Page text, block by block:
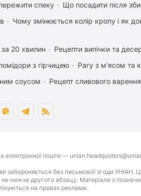
спеку
Що посадити після
Чому змінюється колір кропу і як
20 хвилин
Рецепти випічки та
з гірчицею
Рагу з м'ясом та
соусом Рецепт сливового
пошти —
без письмової згоди УНІАН.
нижче другого абзацу. Матеріали з
на правах реклами.